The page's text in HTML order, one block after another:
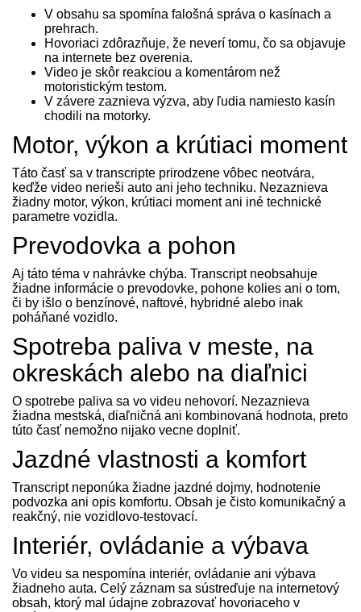
V obsahu sa spomína falošná správa o kasínach a
prehrach.
Hovoriaci zdôrazňuje, že neverí tomu, čo sa objavuje
na internete bez overenia.
Video je skôr reakciou a komentárom než
motoristickým testom.
V závere zaznieva výzva, aby ľudia namiesto kasín
chodili na motorky.
Motor, výkon a krútiaci moment
Táto časť sa v transcripte prirodzene vôbec neotvára,
keďže video nerieši auto ani jeho techniku. Nezaznieva
žiadny motor, výkon, krútiaci moment ani iné technické
parametre vozidla.
Prevodovka a pohon
Aj táto téma v nahrávke chýba. Transcript neobsahuje
žiadne informácie o prevodovke, pohone kolies ani o tom,
či by išlo o benzínové, naftové, hybridné alebo inak
poháňané vozidlo.
Spotreba paliva v meste, na
okreskách alebo na diaľnici
O spotrebe paliva sa vo videu nehovorí. Nezaznieva
žiadna mestská, diaľničná ani kombinovaná hodnota, preto
túto časť nemožno nijako vecne doplniť.
Jazdné vlastnosti a komfort
Transcript neponúka žiadne jazdné dojmy, hodnotenie
podvozka ani opis komfortu. Obsah je čisto komunikačný a
reakčný, nie vozidlovo-testovací.
Interiér, ovládanie a výbava
Vo videu sa nespomína interiér, ovládanie ani výbava
žiadneho auta. Celý záznam sa sústreďuje na internetový
obsah, ktorý mal údajne zobrazovať hovoriaceho v